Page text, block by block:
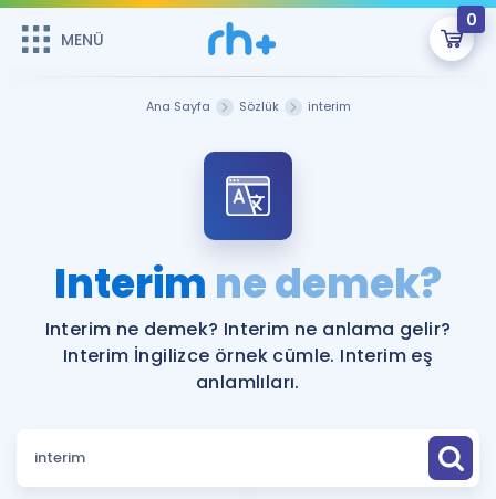
MENÜ
0
ÜYE DEĞİLİM
Sepetin Şu An Boş.
Remzi Hoca ile seni sınava hazırlayacak onlarca eğitim seni
bekliyor!
MENÜ
Faydalı Araçlar
Sözlük
Hakkımızda
Ana Sayfa Sözlük interim
Interim ne demek?
Interim ne demek? Interim ne anlama gelir?
Interim İngilizce örnek cümle. Interim eş
anlamlıları.